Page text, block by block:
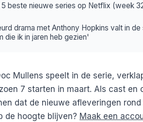
5 beste nieuwe series op Netflix (week
drama met Anthony Hopkins valt in
die ik in jaren heb gezien'
Mullens speelt in de serie,
7 starten in maart. Als cast en
dat de nieuwe afleveringen rond
de hoogte blijven? Maak een